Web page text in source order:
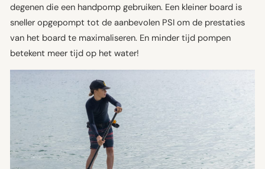
degenen die een handpomp gebruiken. Een kleiner board is
sneller opgepompt tot de aanbevolen PSI om de prestaties
van het board te maximaliseren. En minder tijd pompen
betekent meer tijd op het water!